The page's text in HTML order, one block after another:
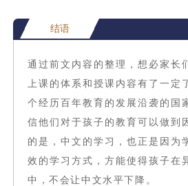
结语
通过前文内容的整理，想必家长
上课的体系和授课内容有了一定
个经历百年教育的发展沿袭的国
信他们对于孩子的教育可以做到
的是，中文的学习，也正是因为
效的学习方式，方能使得孩子在
中，不会让中文水平下降。